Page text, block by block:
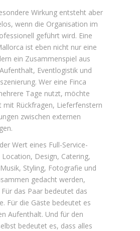
Wirkung entsteht aber
wenn die Organisation im
geführt wird. Eine
ist eben nicht nur eine
ein Zusammenspiel aus
Eventlogistik und
Wer eine Finca
Tage nutzt, möchte
mit Rückfragen, Lieferfenstern
zwischen externen
Wert eines Full-Service-
Location, Design, Catering,
Styling, Fotografie und
gedacht werden,
das Paar bedeutet das
Für die Gäste bedeutet es
Aufenthalt. Und für den
bedeutet es, dass alles